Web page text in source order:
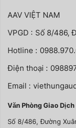
AAV VIỆT NAM
VPGD : Số 8/486,
Hotline :
Điện thoại :
Email :
Văn Phòng Giao Dịch
Số 8/486, Đường